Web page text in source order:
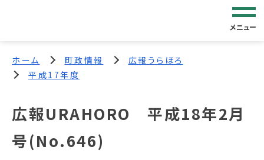
メニュー
ホーム 町政情報
広報うらほろ
平成17年度
広報URAHORO 平成18年2月
号(No.646)